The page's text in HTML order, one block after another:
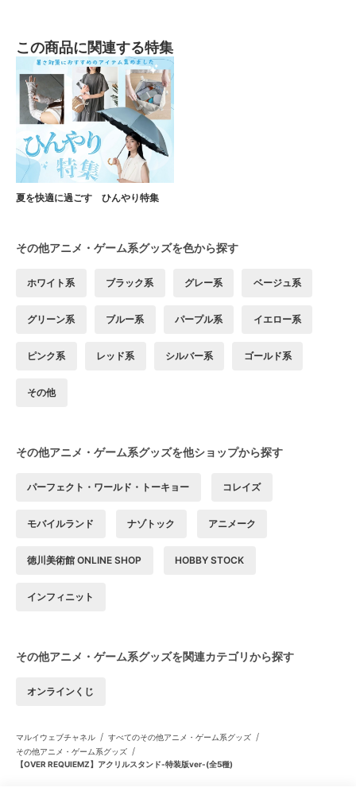
この商品に関連する特集
夏を快適に過ごす ひんやり特集
その他アニメ・ゲーム系グッズを色から探す
ホワイト系 ブラック系 グレー系 ベージュ系
グリーン系 ブルー系 パープル系 イエロー系
ピンク系 レッド系 シルバー系 ゴールド系
その他
その他アニメ・ゲーム系グッズを他ショップから探す
パーフェクト・ワールド・トーキョー コレイズ
モバイルランド ナゾトック アニメーク
徳川美術館 ONLINE SHOP HOBBY STOCK
インフィニット
その他アニメ・ゲーム系グッズを関連カテゴリから探す
オンラインくじ
マルイウェブチャネル / すべてのその他アニメ・ゲーム系グッズ /
その他アニメ・ゲーム系グッズ /
【OVER REQUIEMZ】アクリルスタンド-特装版ver-(全5種)